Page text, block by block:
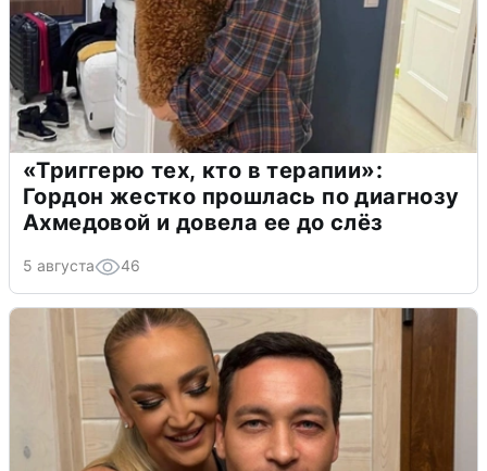
«Триггерю тех, кто в терапии»:
Гордон жестко прошлась по диагнозу
Ахмедовой и довела ее до слёз
5 августа 46